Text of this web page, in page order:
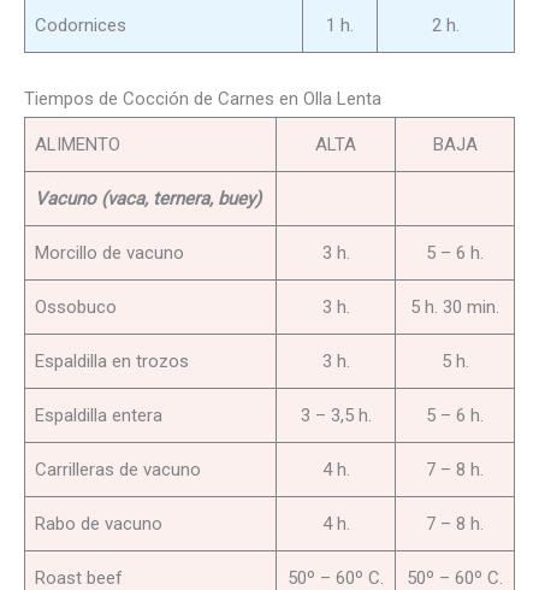
Codornices 1 h. 2 h.
Tiempos de Cocción de Carnes en Olla Lenta
ALIMENTO ALTA BAJA
Vacuno (vaca, ternera, buey)
Morcillo de vacuno 3 h. 5 – 6 h.
Ossobuco 3 h. 5 h. 30 min.
Espaldilla en trozos 3 h. 5 h.
Espaldilla entera 3 – 3,5 h. 5 – 6 h.
Carrilleras de vacuno 4 h. 7 – 8 h.
Rabo de vacuno 4 h. 7 – 8 h.
Roast beef 50º – 60º C. 50º – 60º C.